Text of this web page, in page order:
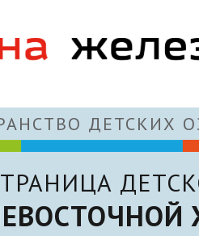
ДЕТСКИХ